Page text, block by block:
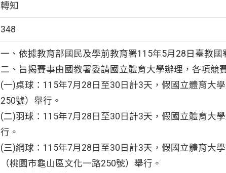
轉知
348
一、依據教育部國民及學前教育署115年5月28日臺教國
二、旨揭賽事由國教署委請國立體育大學辦理，各項競
(一)桌球：115年7月28日至30日計3天，假國立體育大
250號）舉行。
(二)羽球：115年7月28日至30日計3天，假國立體育大
行。
(三)網球：115年7月28日至30日計3天，假國立體育大
（桃園市龜山區文化一路250號）舉行。